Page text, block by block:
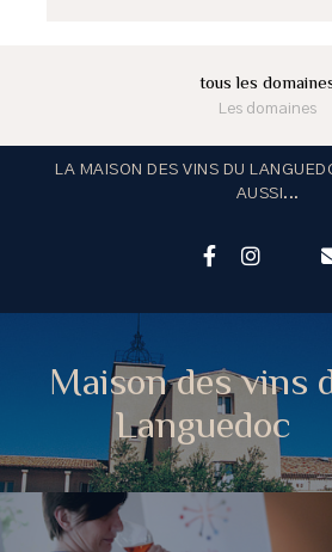
tous les
Les domaines
LA MAISON DES VINS DU
AUSSI...
Maison des vins
Languedoc